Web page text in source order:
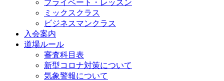
プライベート・レッスン
ミックスクラス
ビジネスマンクラス
入会案内
道場ルール
審査科目表
新型コロナ対策について
気象警報について